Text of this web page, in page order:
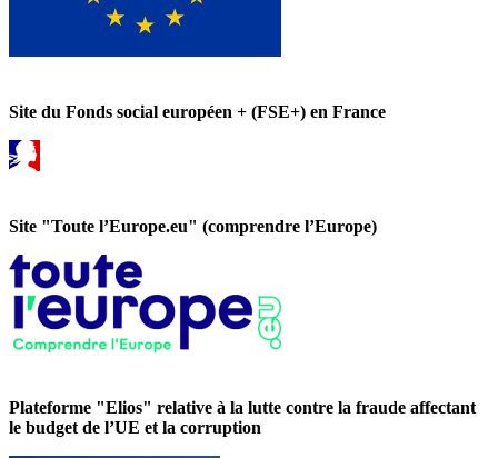
Site du Fonds social européen + (FSE+) en France
Site "Toute l’Europe.eu" (comprendre l’Europe)
Plateforme "Elios" relative à la lutte contre la fraude affectant
le budget de l’UE et la corruption